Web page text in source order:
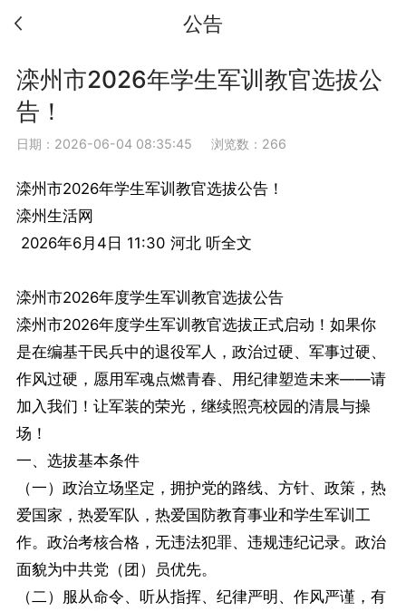
公告
滦州市2026年学生军训教官选拔公
告！
日期：2026-06-04 08:35:45浏览数：266
滦州市2026年学生军训教官选拔公告！
滦州生活网
2026年6月4日 11:30 河北 听全文
滦州市2026年度学生军训教官选拔公告
滦州市2026年度学生军训教官选拔正式启动！如果你
是在编基干民兵中的退役军人，政治过硬、军事过硬、
作风过硬，愿用军魂点燃青春、用纪律塑造未来——请
加入我们！让军装的荣光，继续照亮校园的清晨与操
场！
一、选拔基本条件
（一）政治立场坚定，拥护党的路线、方针、政策，热
爱国家，热爱军队，热爱国防教育事业和学生军训工
作。政治考核合格，无违法犯罪、违规违纪记录。政治
面貌为中共党（团）员优先。
（二）服从命令、听从指挥、纪律严明、作风严谨，有